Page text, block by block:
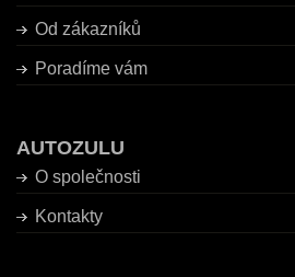
Od zákazníků
Poradíme vám
AUTOZULU
O společnosti
Kontakty